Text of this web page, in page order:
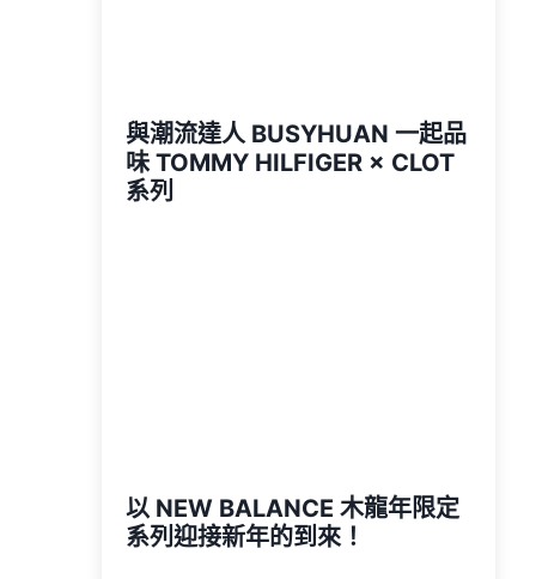
與潮流達人 BUSYHUAN 一起品
味 TOMMY HILFIGER × CLOT
系列
以 NEW BALANCE 木龍年限定
系列迎接新年的到來！